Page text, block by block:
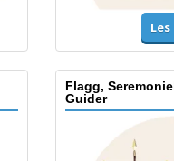
Flagg,
Guider